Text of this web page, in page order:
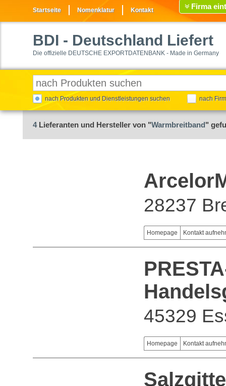
Startseite Nomenklatur Kontakt Firma
BDI - Deutschland Liefert
Die offizielle DEUTSCHE EXPORTDATENBANK - Made in Germany
nach Produkten und Dienstleistungen suchen nach
4Lieferanten und Hersteller von "Warmbreitband"
28237
Homepage Kontakt
45329
Homepage Kontakt